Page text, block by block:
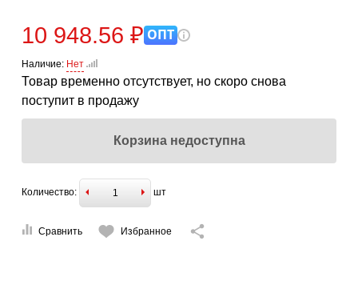
10 948.56 ₽ ОПТ
Наличие: Нет
Товар временно отсутствует, но скоро снова
поступит в продажу
Корзина недоступна
Количество: шт
Сравнить Избранное